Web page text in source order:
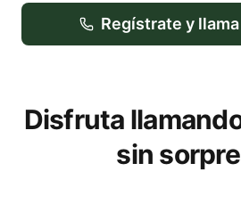
Regístrate y
Disfruta
sin